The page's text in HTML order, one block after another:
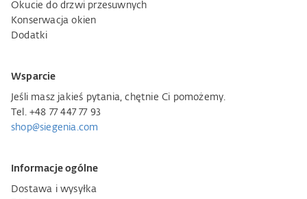
Okucie do drzwi przesuwnych
Konserwacja okien
Dodatki
Wsparcie
Jeśli masz jakieś pytania, chętnie Ci pomożemy.
Tel. +48 77 447 77 93
shop@siegenia.com
Informacje ogólne
Dostawa i wysyłka